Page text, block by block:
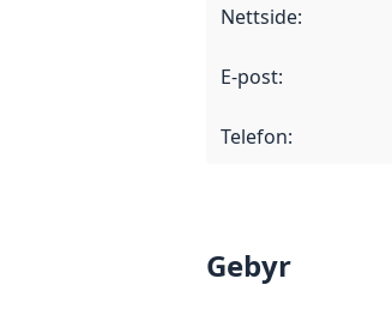
Nettside:
E-post:
Telefon:
Gebyr